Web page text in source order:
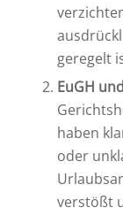
geregelt
EuGH
haben
oder
verstößt